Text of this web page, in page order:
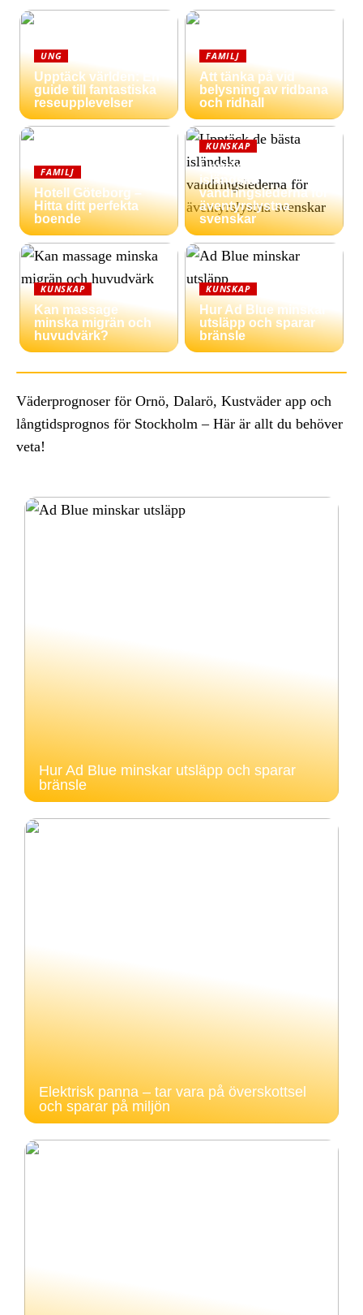
UNG
Upptäck världen: En
guide till fantastiska
reseupplevelser
FAMILJ
Att tänka på vid
belysning av ridbana
och ridhall
FAMILJ
Hotell Göteborg –
Hitta ditt perfekta
boende
KUNSKAP
Upptäck de bästa
isländska
vandringslederna för
äventyrslystna
svenskar
KUNSKAP
Kan massage
minska migrän och
huvudvärk?
KUNSKAP
Hur Ad Blue minskar
utsläpp och sparar
bränsle
Väderprognoser för Ornö, Dalarö, Kustväder app och
långtidsprognos för Stockholm – Här är allt du behöver
veta!
Hur Ad Blue minskar utsläpp och sparar
bränsle
Elektrisk panna – tar vara på överskottsel
och sparar på miljön